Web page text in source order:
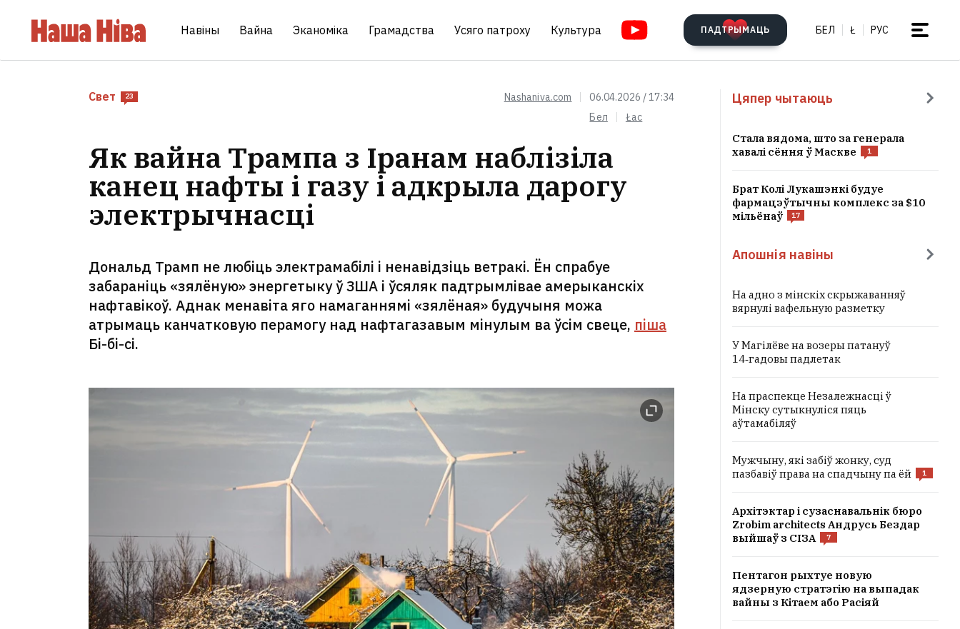
Навіны Вайна Эканоміка Грамадства Усяго патроху Культура ПАДТРЫМАЦЬ БЕЛ Ł РУС
Свет 23 Nashaniva.com
06.04.2026 / 17:34
Бел
Łac
Як вайна Трампа з Іранам наблізіла
канец нафты і газу і адкрыла дарогу
электрычнасці
Дональд Трамп не любіць электрамабілі і ненавідзіць ветракі. Ён спрабуе
забараніць «зялёную» энергетыку ў ЗША і ўсяляк падтрымлівае амерыканскіх
нафтавікоў. Аднак менавіта яго намаганнямі «зялёная» будучыня можа
атрымаць канчатковую перамогу над нафтагазавым мінулым ва ўсім свеце, піша
Бі-бі-сі.
Цяпер чытаюць
Стала вядома, што за генерала
хавалі сёння ў Маскве
1
Брат Колі Лукашэнкі будуе
фармацэўтычны комплекс за $10
мільёнаў
17
Апошнія навіны
На адно з мінскіх скрыжаванняў
вярнулі вафельную разметку
У Магілёве на возеры патануў
14‑гадовы падлетак
На праспекце Незалежнасці ў
Мінску сутыкнуліся пяць
аўтамабіляў
Мужчыну, які забіў жонку, суд
пазбавіў права на спадчыну па ёй
1
Архітэктар і сузаснавальнік бюро
Zrobim architects Андрусь Бездар
выйшаў з СІЗА
7
Пентагон рыхтуе новую
ядзерную стратэгію на выпадак
вайны з Кітаем або Расіяй